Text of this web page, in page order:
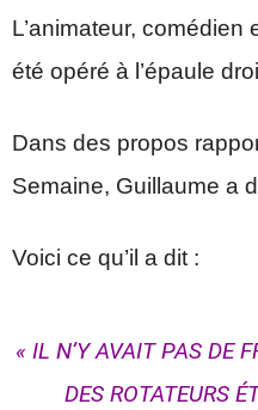
L’animateur,
été opéré à l’épaule
Dans des propos
Semaine, Guillaume a
Voici ce qu’il a dit :
« IL N’Y AVAIT PAS DE
DES ROTATEURS